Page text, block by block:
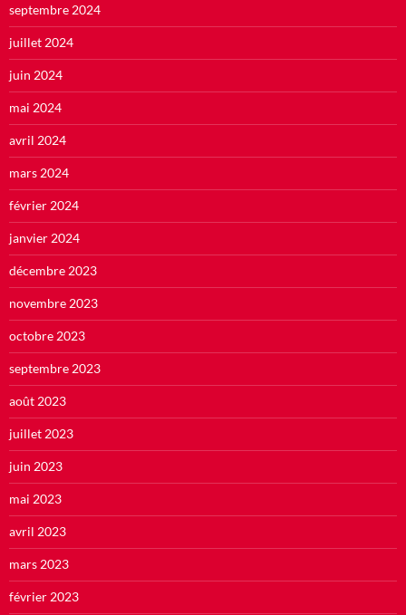
septembre 2024
juillet 2024
juin 2024
mai 2024
avril 2024
mars 2024
février 2024
janvier 2024
décembre 2023
novembre 2023
octobre 2023
septembre 2023
août 2023
juillet 2023
juin 2023
mai 2023
avril 2023
mars 2023
février 2023